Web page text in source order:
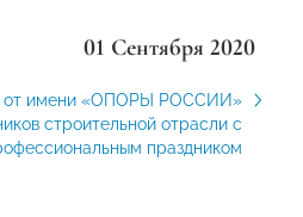
01 Сентября 2020
от имени «ОПОРЫ РОССИИ»
строительной отрасли с
праздником